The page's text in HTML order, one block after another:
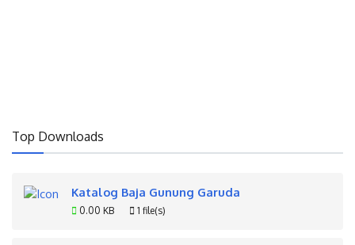
Top Downloads
Katalog Baja Gunung Garuda
0.00 KB 1 file(s)